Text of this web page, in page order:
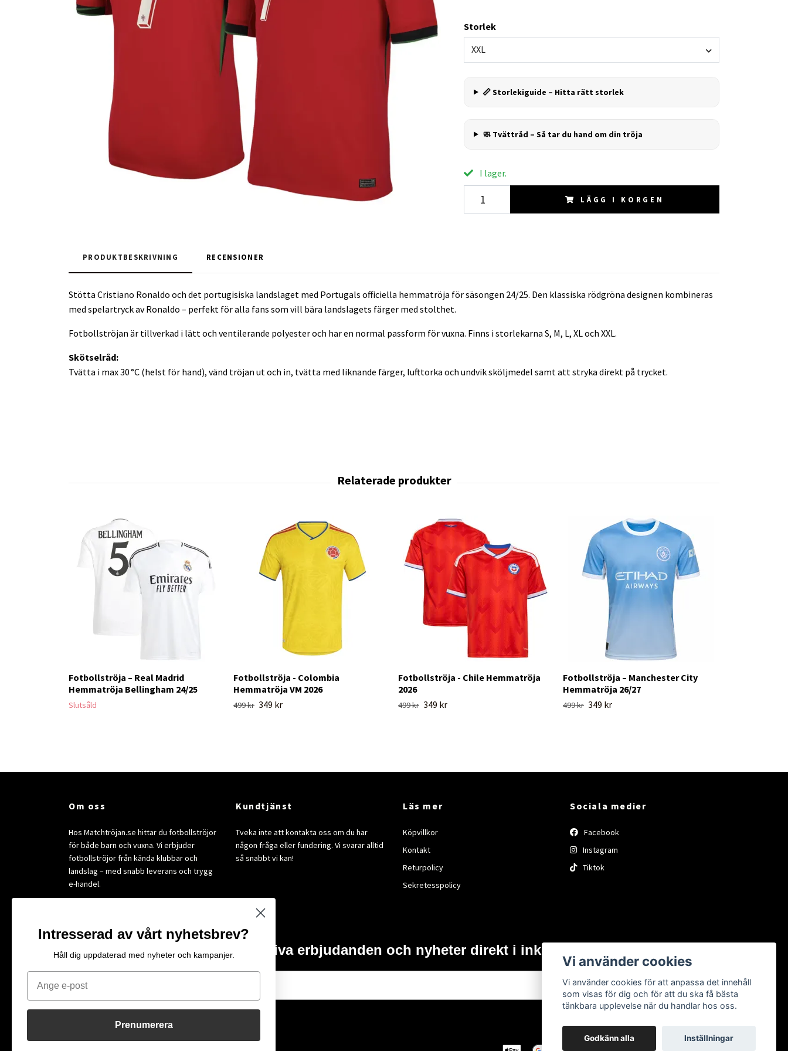
Storlek
XXL
📏 Storlekiguide – Hitta rätt storlek
🧼 Tvättråd – Så tar du hand om din tröja
I lager.
LÄGG I KORGEN
PRODUKTBESKRIVNING RECENSIONER
Stötta Cristiano Ronaldo och det portugisiska landslaget med Portugals officiella hemmatröja för säsongen 24/25. Den klassiska rödgröna designen kombineras
med spelartryck av Ronaldo – perfekt för alla fans som vill bära landslagets färger med stolthet.
Fotbollströjan är tillverkad i lätt och ventilerande polyester och har en normal passform för vuxna. Finns i storlekarna S, M, L, XL och XXL.
Skötselråd:
Tvätta i max 30 °C (helst för hand), vänd tröjan ut och in, tvätta med liknande färger, lufttorka och undvik sköljmedel samt att stryka direkt på trycket.
Fotbollströja – Real Madrid
Hemmatröja Bellingham 24/25
Slutsåld
Fotbollströja - Colombia
Hemmatröja VM 2026
499 kr 349 kr
Fotbollströja - Chile Hemmatröja
2026
499 kr 349 kr
Fotbollströja – Manchester City
Hemmatröja 26/27
499 kr 349 kr
Om oss
Hos Matchtröjan.se hittar du fotbollströjor
för både barn och vuxna. Vi erbjuder
fotbollströjor från kända klubbar och
landslag – med snabb leverans och trygg
e-handel.
Kundtjänst
Tveka inte att kontakta oss om du har
någon fråga eller fundering. Vi svarar alltid
så snabbt vi kan!
Läs mer
Köpvillkor
Kontakt
Returpolicy
Sekretesspolicy
Sociala medier
Facebook
Instagram
Tiktok
Få exklusiva erbjudanden och nyheter direkt i inkorgen.
E-post
Prenumerera
Vi använder cookies
Vi använder cookies för att anpassa det innehåll
som visas för dig och för att du ska få bästa
tänkbara upplevelse när du handlar hos oss.
Godkänn alla Inställningar
Intresserad av vårt nyhetsbrev?
Håll dig uppdaterad med nyheter och kampanjer.
Email
Prenumerera